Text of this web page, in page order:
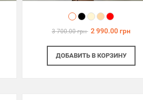
3 700.00 грн 2 990.00 грн
ДОБАВИТЬВ КОРЗИНУ